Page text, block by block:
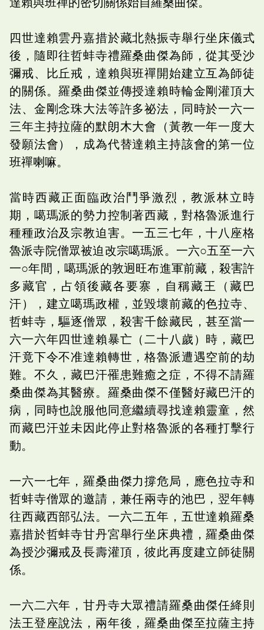
四世達賴雲丹嘉措於藏北熱振寺舉行坐床儀式
後，隨即往哲蚌寺禮羅桑曲傑為師，從其受沙
彌戒、比丘戒，達賴與班禪開始建立互為師徒
的關係。羅桑曲傑並傳授達賴時輪金剛灌頂大
法、金剛念珠大法等許多祕法，同時於一六一
三年主持拉薩的默朗木大會（黃教一年一度大
發願法會），成為代替達賴主持該會的第一位
班禪喇嘛。
當時西藏正面臨政治鬥爭激烈，教派林立時
期，噶瑪派的勢力控制著西藏，對格魯派進行
種種政治及宗教迫害。一五三七年，十八座格
魯派寺院僧眾被迫改宗噶瑪派。一六○五至一六
一○年間，噶瑪派的敦迥旺布進軍前藏，殺害許
多藏官，占領後藏各要寨，自稱藏王（藏巴
汗），建立噶瑪政權，並毀壞前藏的色拉寺、
哲蚌寺，驅逐僧眾，殺害千餘藏民，甚至當一
六一六年四世達賴暴亡（二十八歲）時，藏巴
汗竟下令不准達賴轉世，格魯派遭遇空前的劫
難。不久，藏巴汗罹患難癒之症，不得不請羅
桑曲傑為其醫療。羅桑曲傑不僅醫好藏巴汗的
病，同時也說服他同意繼續尋找達賴靈童，然
而藏巴汗並未因此停止對格魯派的各種打擊行
動。
一六一七年，羅桑曲傑力撐危局，應色拉寺和
哲蚌寺僧眾的邀請，兼任兩寺的池巴，翌年轉
往西藏西部弘法。一六二五年，五世達賴羅桑
嘉措於哲蚌寺甘丹宮舉行坐床典禮，羅桑曲傑
為授沙彌戒及長壽灌頂，彼此再度建立師徒關
係。
一六二六年，甘丹寺大眾禮請羅桑曲傑任絳則
法王登座說法，兩年後，羅桑曲傑至拉薩主持